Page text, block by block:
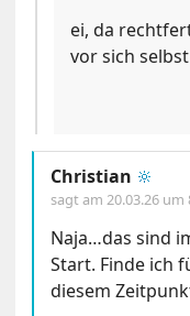
ei, da
vor sich
Christian 🔆
sagt am20.03.26 um
Naja…das sind
Start. Finde ich
diesem